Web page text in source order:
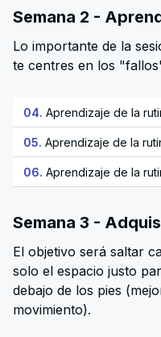
Semana 2 -
Lo importante de la
te centres en los
04. Aprendizaje de la
05. Aprendizaje de la
06. Aprendizaje de la
Semana 3 -
El objetivo será saltar
solo el espacio justo
debajo de los pies
movimiento).